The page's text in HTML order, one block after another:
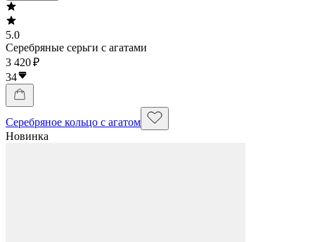
5.0
Серебряные серьги с агатами
3 420 ₽
34
Серебряное кольцо с агатом
Новинка